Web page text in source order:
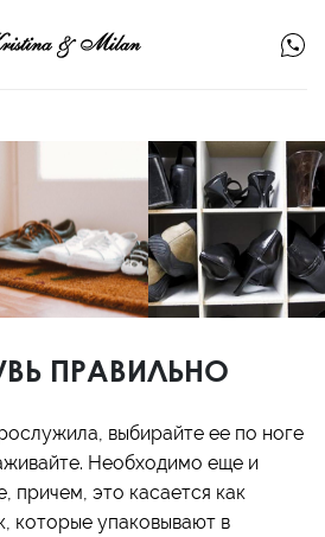
ПРАВИЛЬНО
выбирайте ее по ноге
Необходимо еще и
причем, это касается как
которые упаковывают в